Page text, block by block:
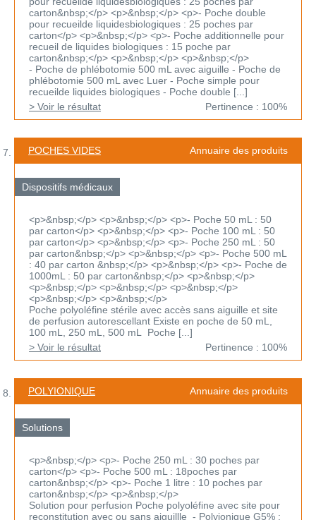
carton&nbsp;</p> <p>&nbsp;</p> <p>- Poche double
pour recueilde liquidesbiologiques : 25 poches par
carton</p> <p>&nbsp;</p> <p>- Poche additionnelle pour
recueil de liquides biologiques : 15 poche par
carton&nbsp;</p> <p>&nbsp;</p> <p>&nbsp;</p>
- Poche de phlébotomie 500 mL avec aiguille - Poche de
phlébotomie 500 mL avec Luer - Poche simple pour
recueilde liquides biologiques - Poche double [...]
> Voir le résultat
Pertinence : 100%
POCHES VIDES Annuaire des produits
Dispositifs médicaux
<p>&nbsp;</p> <p>&nbsp;</p> <p>- Poche 50 mL : 50
par carton</p> <p>&nbsp;</p> <p>- Poche 100 mL : 50
par carton</p> <p>&nbsp;</p> <p>- Poche 250 mL : 50
par carton&nbsp;</p> <p>&nbsp;</p> <p>- Poche 500 mL
: 40 par carton &nbsp;</p> <p>&nbsp;</p> <p>- Poche de
1000mL : 50 par carton&nbsp;</p> <p>&nbsp;</p>
<p>&nbsp;</p> <p>&nbsp;</p> <p>&nbsp;</p>
<p>&nbsp;</p> <p>&nbsp;</p>
Poche polyoléfine stérile avec accès sans aiguille et site
de perfusion autorescellant Existe en poche de 50 mL,
100 mL, 250 mL, 500 mL Poche [...]
> Voir le résultat
Pertinence : 100%
POLYIONIQUE Annuaire des produits
Solutions
<p>&nbsp;</p> <p>- Poche 250 mL : 30 poches par
carton</p> <p>- Poche 500 mL : 18poches par
carton&nbsp;</p> <p>- Poche 1 litre : 10 poches par
carton&nbsp;</p> <p>&nbsp;</p>
Solution pour perfusion Poche polyoléfine avec site pour
reconstitution avec ou sans aiguillle - Polyionique G5% :